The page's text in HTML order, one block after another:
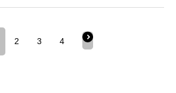
Боевик, Зарубежный
2 3 4